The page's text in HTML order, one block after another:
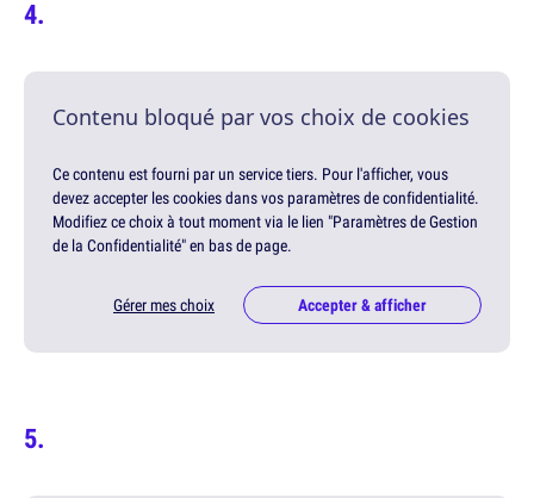
Contenu bloqué par vos choix de cookies
Ce contenu est fourni par un service tiers. Pour l'afficher, vous
devez accepter les cookies dans vos paramètres de confidentialité.
Modifiez ce choix à tout moment via le lien "Paramètres de Gestion
de la Confidentialité" en bas de page.
Gérer mes choix Accepter & afficher